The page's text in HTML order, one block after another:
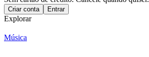
Criar conta Entrar
Explorar
Música